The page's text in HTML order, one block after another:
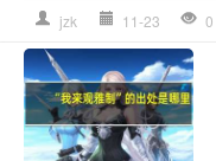
jzk 11-23 0